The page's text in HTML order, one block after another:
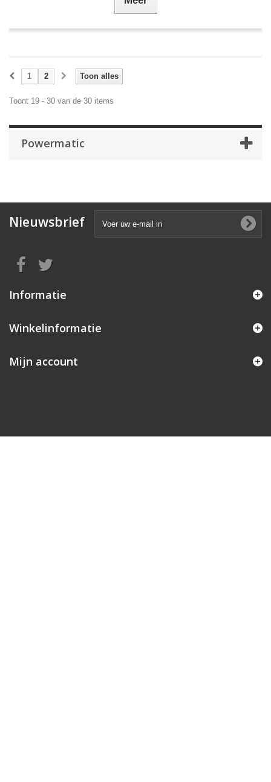
Toon alles
1 2
Toont 19 - 30 van de 30 items
Powermatic
Nieuwsbrief
Informatie
Winkelinformatie
Mijn account